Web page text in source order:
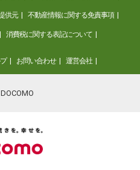
供元 不動産情報に関する免責事項
消費税に関する表記について
お問い合わせ 運営会社